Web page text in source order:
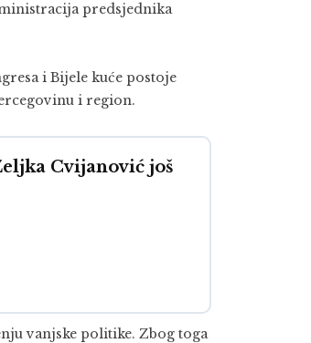
predsjednika
i Bijele kuće postoje
i region.
Cvijanović još
vanjske politike. Zbog toga